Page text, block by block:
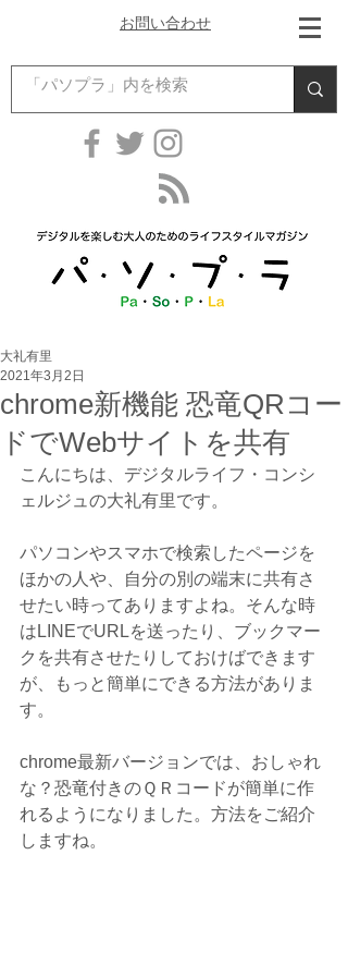
お問い合わせ
chrome新機能 恐竜QRコー
ドでWebサイトを共有
大礼有里
2021年3月2日
こんにちは、デジタルライフ・コンシ
ェルジュの大礼有里です。
パソコンやスマホで検索したページを
ほかの人や、自分の別の端末に共有さ
せたい時ってありますよね。そんな時
はLINEでURLを送ったり、ブックマー
クを共有させたりしておけばできます
が、もっと簡単にできる方法がありま
す。
chrome最新バージョンでは、おしゃれ
な？恐竜付きのＱＲコードが簡単に作
れるようになりました。方法をご紹介
しますね。